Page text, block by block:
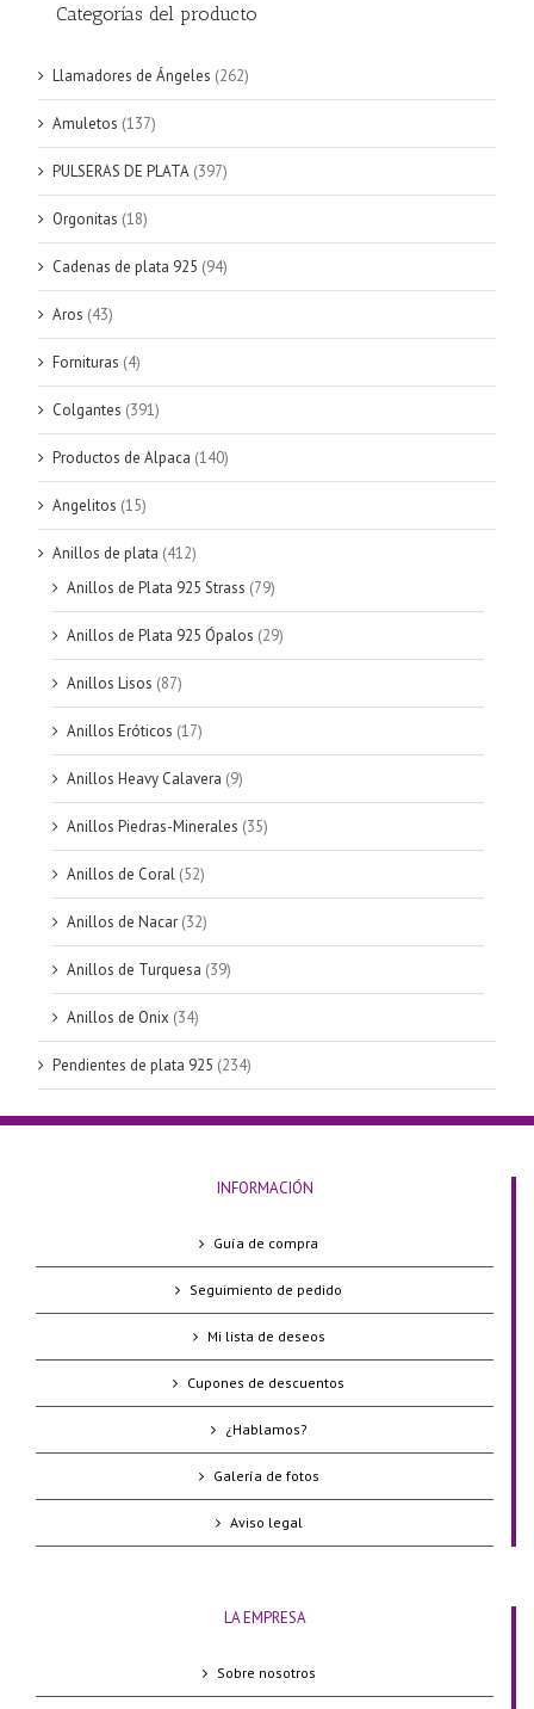
Categorías del producto
Llamadores de Ángeles (262)
Amuletos (137)
PULSERAS DE PLATA (397)
Orgonitas (18)
Cadenas de plata 925 (94)
Aros (43)
Fornituras (4)
Colgantes (391)
Productos de Alpaca (140)
Angelitos (15)
Anillos de plata (412)
Anillos de Plata 925 Strass (79)
Anillos de Plata 925 Ópalos (29)
Anillos Lisos (87)
Anillos Eróticos (17)
Anillos Heavy Calavera (9)
Anillos Piedras-Minerales (35)
Anillos de Coral (52)
Anillos de Nacar (32)
Anillos de Turquesa (39)
Anillos de Onix (34)
Pendientes de plata 925 (234)
INFORMACIÓN
Guía de compra
Seguimiento de pedido
Mi lista de deseos
Cupones de descuentos
¿Hablamos?
Galería de fotos
Aviso legal
LA EMPRESA
Sobre nosotros